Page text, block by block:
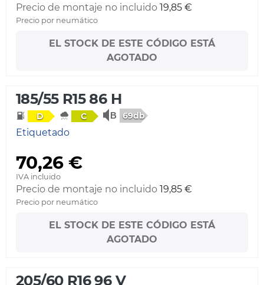
Precio de montaje no incluido 19,85 €
Precio por neumático
EL STOCK DE ESTE CÓDIGO ESTÁ
AGOTADO
185/55 R15 86 H
D C 69db
Etiquetado
70,26 €
IVA incluido
Precio de montaje no incluido 19,85 €
Precio por neumático
EL STOCK DE ESTE CÓDIGO ESTÁ
AGOTADO
205/60 R16 96 V